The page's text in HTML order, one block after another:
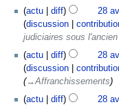
actu
diff 28
discussion
judiciaires sous
actu
diff 28
discussion
→‎Affranchissements
actu
diff 28